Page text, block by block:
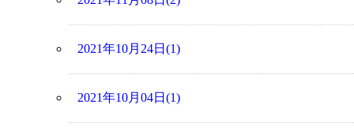
2021年10月24日(1)
2021年10月04日(1)